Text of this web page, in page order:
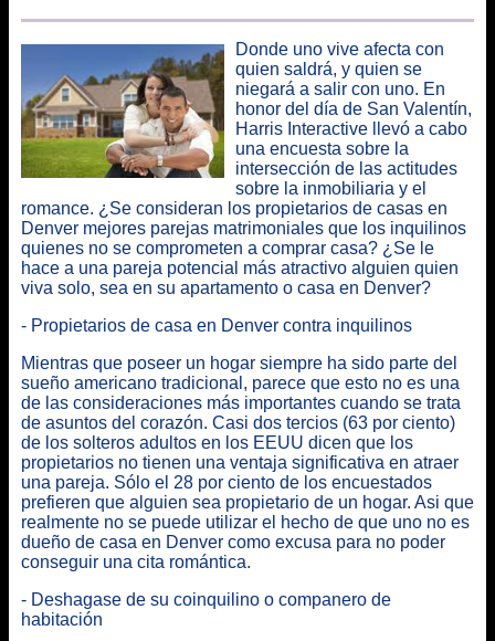
Donde uno vive afecta con
quien saldrá, y quien se
niegará a salir con uno. En
honor del día de San Valentín,
Harris Interactive llevó a cabo
una encuesta sobre la
intersección de las actitudes
sobre la inmobiliaria y el
romance. ¿Se consideran los propietarios de casas en
Denver mejores parejas matrimoniales que los inquilinos
quienes no se comprometen a comprar casa? ¿Se le
hace a una pareja potencial más atractivo alguien quien
viva solo, sea en su apartamento o casa en Denver?
- Propietarios de casa en Denver contra inquilinos
Mientras que poseer un hogar siempre ha sido parte del
sueño americano tradicional, parece que esto no es una
de las consideraciones más importantes cuando se trata
de asuntos del corazón. Casi dos tercios (63 por ciento)
de los solteros adultos en los EEUU dicen que los
propietarios no tienen una ventaja significativa en atraer
una pareja. Sólo el 28 por ciento de los encuestados
prefieren que alguien sea propietario de un hogar. Asi que
realmente no se puede utilizar el hecho de que uno no es
dueño de casa en Denver como excusa para no poder
conseguir una cita romántica.
- Deshagase de su coinquilino o companero de
habitación